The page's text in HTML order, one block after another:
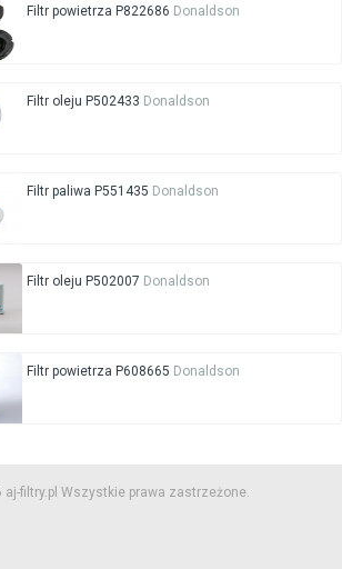
Filtr powietrza P822686 Donaldson
Filtr oleju P502433 Donaldson
Filtr paliwa P551435 Donaldson
Filtr oleju P502007 Donaldson
Filtr powietrza P608665 Donaldson
filtry.pl Wszystkie prawa zastrzeżone.